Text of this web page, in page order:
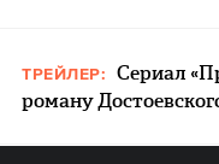
ТРЕЙЛЕР: Сериал
роману